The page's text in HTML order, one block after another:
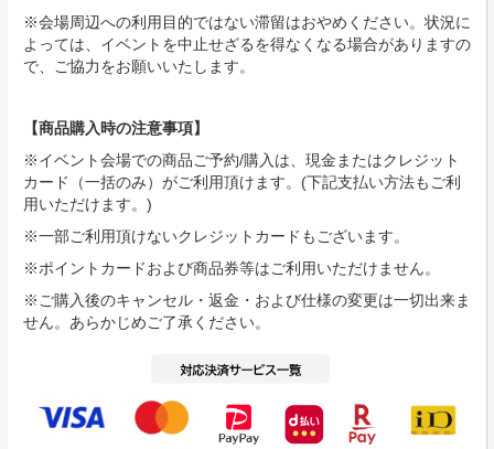
※会場周辺への利用目的ではない滞留はおやめください。状況に
よっては、イベントを中止せざるを得なくなる場合がありますの
で、ご協力をお願いいたします。
【商品購入時の注意事項】
※イベント会場での商品ご予約/購入は、現金またはクレジット
カード（一括のみ）がご利用頂けます。(下記支払い方法もご利
用いただけます。)
※一部ご利用頂けないクレジットカードもございます。
※ポイントカードおよび商品券等はご利用いただけません。
※ご購入後のキャンセル・返金・および仕様の変更は一切出来ま
せん。あらかじめご了承ください。